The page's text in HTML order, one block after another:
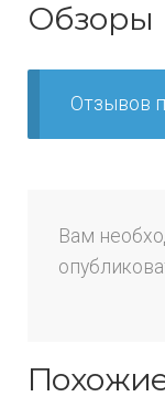
Обзоры
Отзывов
Вам